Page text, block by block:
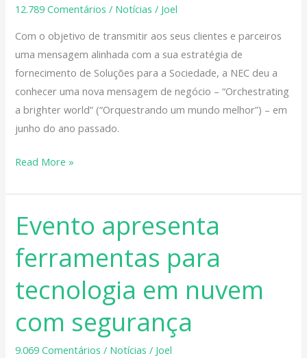
12.789 Comentários / Notícias / Joel
Com o objetivo de transmitir aos seus clientes e parceiros
uma mensagem alinhada com a sua estratégia de
fornecimento de Soluções para a Sociedade, a NEC deu a
conhecer uma nova mensagem de negócio – “Orchestrating
a brighter world” (“Orquestrando um mundo melhor”) – em
junho do ano passado.
“Orchestrating
world”
Read More »
Evento apresenta
ferramentas para
tecnologia em nuvem
com segurança
9.069 Comentários / Notícias / Joel
Evento
apresenta
ferramentas
tecnologia
nuvem
com